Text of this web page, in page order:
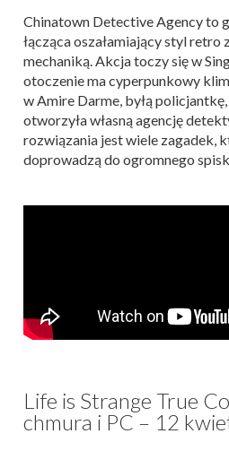
Chinatown Detective Agency to
łącząca oszałamiający styl retro
mechaniką. Akcja toczy się w
otoczenie ma cyperpunkowy
w Amire Darme, byłą
otworzyła własną agencję
rozwiązania jest wiele zagadek,
doprowadzą do ogromnego
Life is Strange True
chmura i PC – 12